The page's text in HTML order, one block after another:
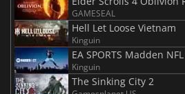
GAMESEAL
Hell Let Loose Vietnam
Kinguin
EA SPORTS Madden
Kinguin
The Sinking City 2